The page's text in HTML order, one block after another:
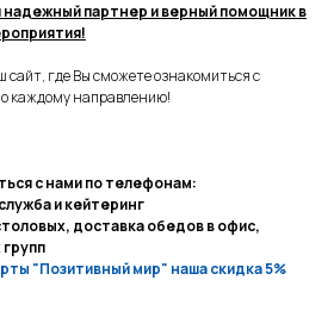
надежный партнер и верный помощник в
где Вы сможете ознакомиться с
каждому направлению!
с нами по телефонам:
и кейтеринг
доставка обедов в офис,
"Позитивный мир" наша скидка 5%